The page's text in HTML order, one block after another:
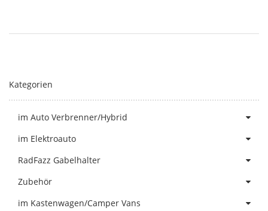
Kategorien
im Auto Verbrenner/Hybrid
im Elektroauto
RadFazz Gabelhalter
Zubehör
im Kastenwagen/Camper Vans